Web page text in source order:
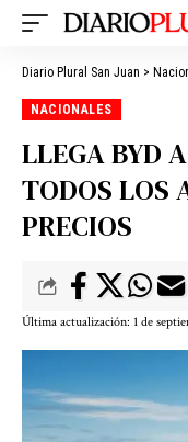
Diario Plural San Juan >
NACIONALES
LLEGA BYD
TODOS LOS
PRECIOS
Última actualización: 1 de